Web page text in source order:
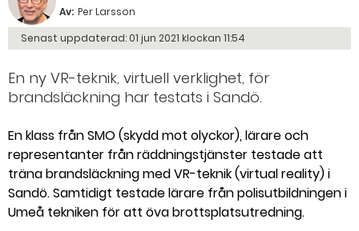
Av: Per Larsson
Senast uppdaterad: 01 jun 2021 klockan 11:54
En ny VR-teknik, virtuell verklighet, för
brandsläckning har testats i Sandö.
En klass från SMO (skydd mot olyckor), lärare och
representanter från räddningstjänster testade att
träna brandsläckning med VR-teknik (virtual reality) i
Sandö. Samtidigt testade lärare från polisutbildningen i
Umeå tekniken för att öva brottsplatsutredning.